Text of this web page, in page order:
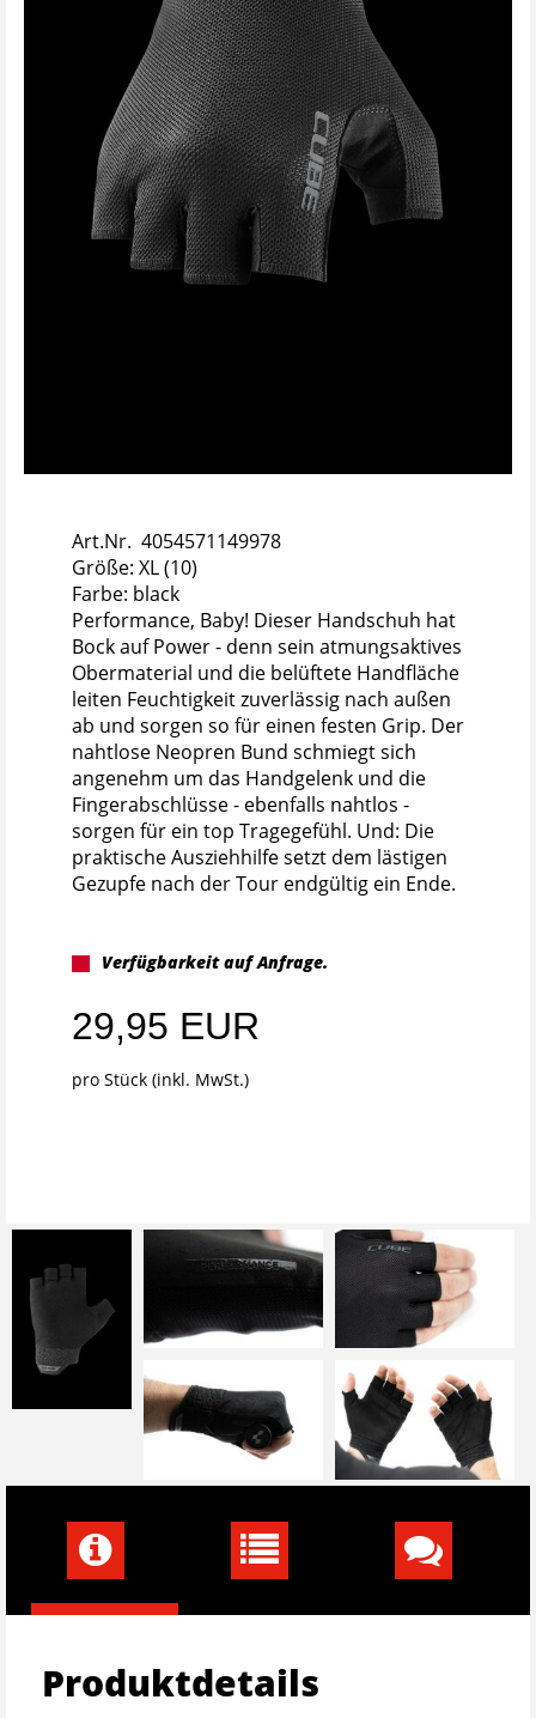
Art.Nr. 4054571149978
Größe: XL (10)
Farbe: black
Performance, Baby! Dieser Handschuh hat
Bock auf Power - denn sein atmungsaktives
Obermaterial und die belüftete Handfläche
leiten Feuchtigkeit zuverlässig nach außen
ab und sorgen so für einen festen Grip. Der
nahtlose Neopren Bund schmiegt sich
angenehm um das Handgelenk und die
Fingerabschlüsse - ebenfalls nahtlos -
sorgen für ein top Tragegefühl. Und: Die
praktische Ausziehhilfe setzt dem lästigen
Gezupfe nach der Tour endgültig ein Ende.
Verfügbarkeit auf Anfrage.
29,95 EUR
pro Stück (inkl. MwSt.)
Produktdetails